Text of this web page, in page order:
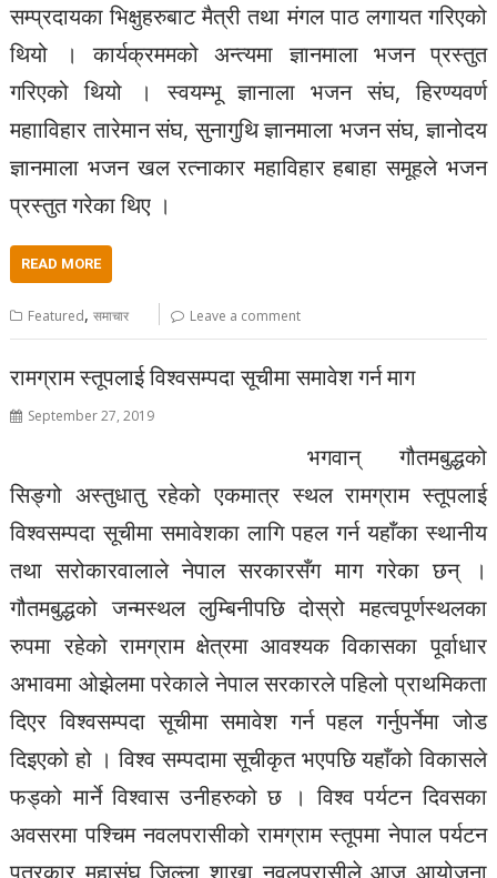
सम्प्रदायका भिक्षुहरुबाट मैत्री तथा मंगल पाठ लगायत गरिएको
थियो । कार्यक्रममको अन्त्यमा ज्ञानमाला भजन प्रस्तुत
गरिएको थियो । स्वयम्भू ज्ञानाला भजन संघ, हिरण्यवर्ण
महााविहार तारेमान संघ, सुनागुथि ज्ञानमाला भजन संघ, ज्ञानोदय
ज्ञानमाला भजन खल रत्नाकार महाविहार हबाहा समूहले भजन
प्रस्तुत गरेका थिए ।
READ MORE
Featured,समाचार Leave a comment
रामग्राम स्तूपलाई विश्वसम्पदा सूचीमा समावेश गर्न माग
September 27, 2019
भगवान् गौतमबुद्धको
सिङ्गो अस्तुधातु रहेको एकमात्र स्थल रामग्राम स्तूपलाई
विश्वसम्पदा सूचीमा समावेशका लागि पहल गर्न यहाँका स्थानीय
तथा सरोकारवालाले नेपाल सरकारसँग माग गरेका छन् ।
गौतमबुद्धको जन्मस्थल लुम्बिनीपछि दोस्रो महत्वपूर्णस्थलका
रुपमा रहेको रामग्राम क्षेत्रमा आवश्यक विकासका पूर्वाधार
अभावमा ओझेलमा परेकाले नेपाल सरकारले पहिलो प्राथमिकता
दिएर विश्वसम्पदा सूचीमा समावेश गर्न पहल गर्नुपर्नेमा जोड
दिइएको हो । विश्व सम्पदामा सूचीकृत भएपछि यहाँको विकासले
फड्को मार्ने विश्वास उनीहरुको छ । विश्व पर्यटन दिवसका
अवसरमा पश्चिम नवलपरासीको रामग्राम स्तूपमा नेपाल पर्यटन
पत्रकार महासंघ जिल्ला शाखा नवलपरासीले आज आयोजना